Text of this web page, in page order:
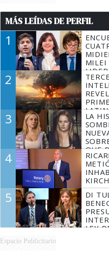
MÁS LEÍDAS DE PERFIL
1
MILEI
2
3
LA
QUE
4
5
DI
LEY
Espacio Publicitario